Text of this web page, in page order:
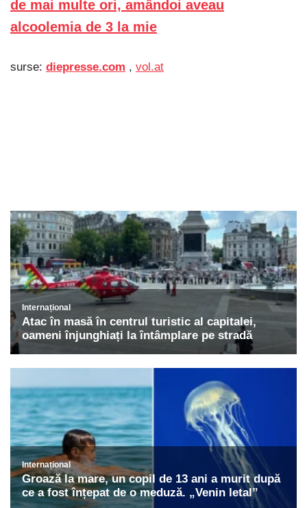
de mai multe ori, amândoi aveau
alcoolemia de 3 la mie
surse: diepresse.com , vol.at